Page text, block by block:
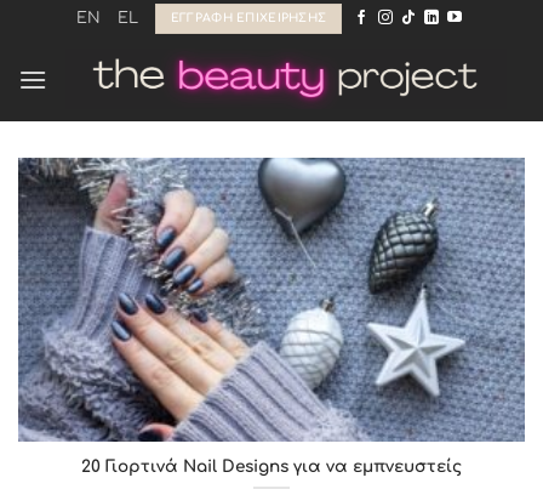
Μετάβαση
περιεχόμενο
EN EL ΕΓΓΡΑΦΉ ΕΠΙΧΕΊΡΗΣΗΣ
20 Γιορτινά Nail Designs για να εμπνευστείς